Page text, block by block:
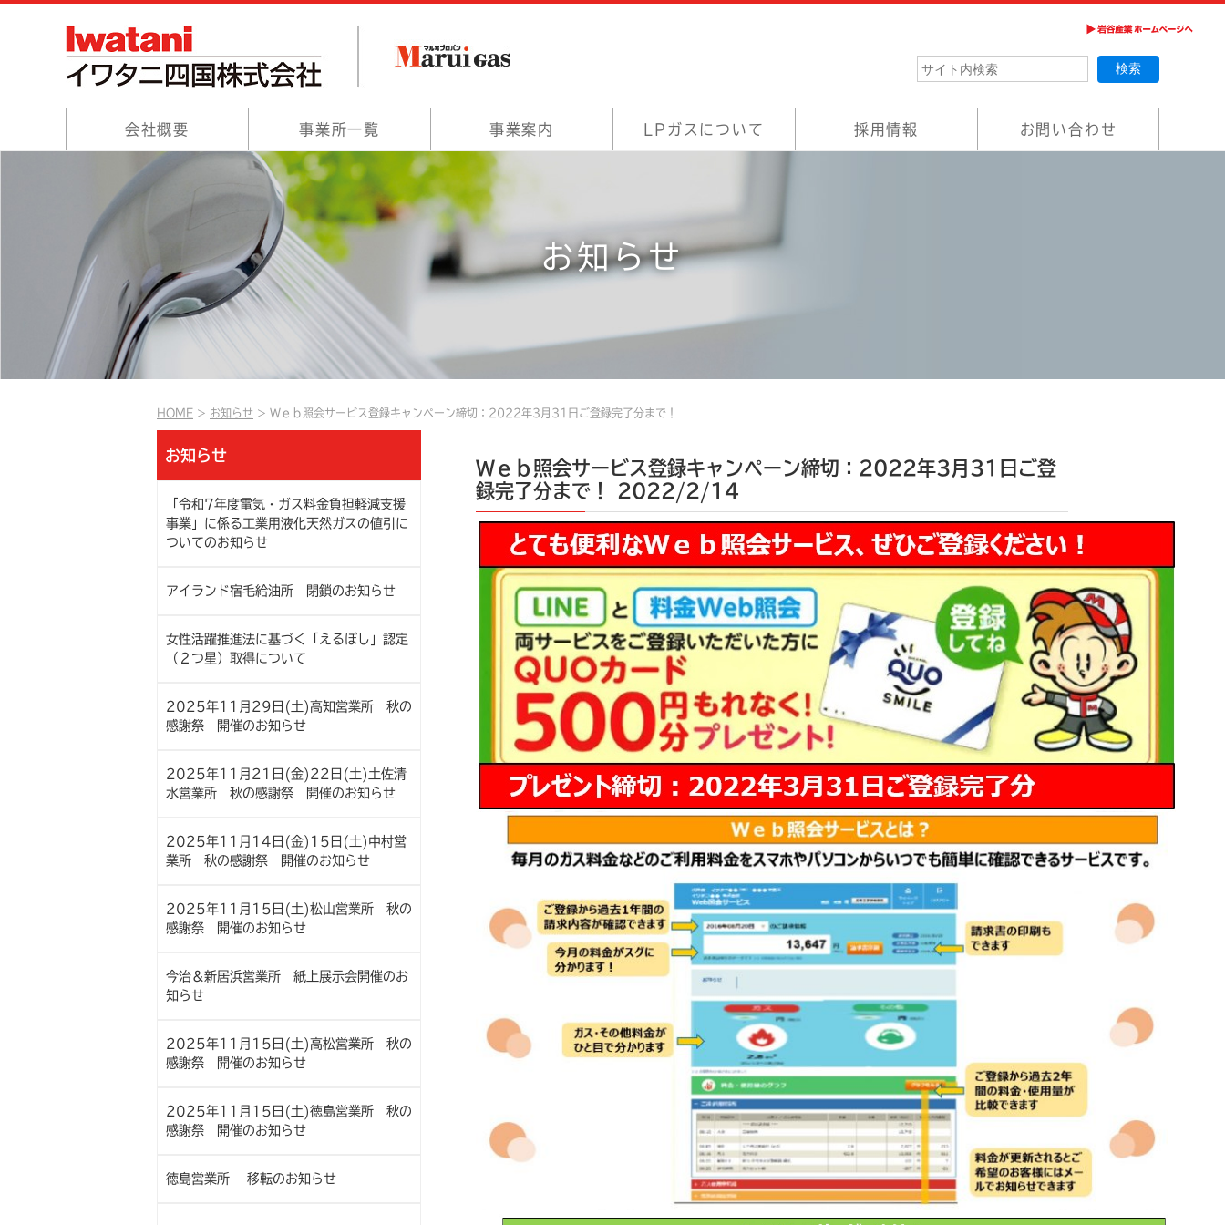
会社概要 事業所一覧 事業案内 LPガスについて 採用情報 お問い合わせ
お知らせ
HOME お知らせ Ｗｅｂ照会サービス登録キャンペーン締切：2022年3月31日ご登録完了分まで！
お知らせ
「令和7年度電気・ガス料金負担軽減支援
事業」に係る工業用液化天然ガスの値引に
ついてのお知らせ
アイランド宿毛給油所 閉鎖のお知らせ
女性活躍推進法に基づく「えるぼし」認定
（２つ星）取得について
2025年11月29日(土)高知営業所 秋の
感謝祭 開催のお知らせ
2025年11月21日(金)22日(土)土佐清
水営業所 秋の感謝祭 開催のお知らせ
2025年11月14日(金)15日(土)中村営
業所 秋の感謝祭 開催のお知らせ
2025年11月15日(土)松山営業所 秋の
感謝祭 開催のお知らせ
今治＆新居浜営業所 紙上展示会開催のお
知らせ
2025年11月15日(土)高松営業所 秋の
感謝祭 開催のお知らせ
2025年11月15日(土)徳島営業所 秋の
感謝祭 開催のお知らせ
徳島営業所 移転のお知らせ
Ｗｅｂ照会サービス登録キャンペーン締切：2022年3月31日ご登
録完了分まで！
2022/2/14